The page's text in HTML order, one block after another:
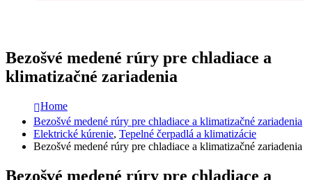
Bezošvé medené rúry pre chladiace a
klimatizačné zariadenia
Home
Bezošvé medené rúry pre chladiace a klimatizačné zariadenia
Elektrické kúrenie, Tepelné čerpadlá a klimatizácie
Bezošvé medené rúry pre chladiace a klimatizačné zariadenia
Bezošvé medené rúry pre chladiace a